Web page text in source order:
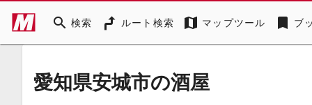
search 検索 ルート検索 map マップツール bookmark ブ
愛知県安城市の酒屋